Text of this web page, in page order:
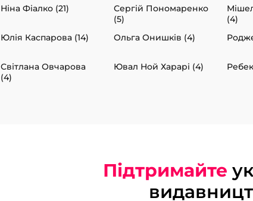
Ніна Фіалко (21)
Сергій Пономаренко
(5)
(4)
Юлія Каспарова (14) Ольга Онишків (4)
Світлана Овчарова
(4)
Ювал Ной Харарі (4)
Підтримайте